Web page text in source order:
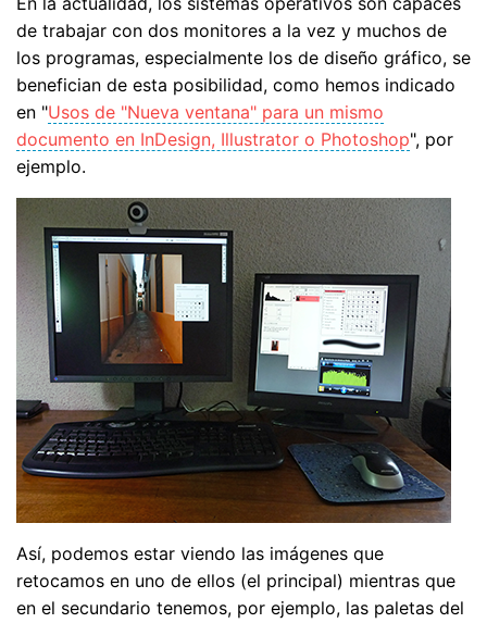
de trabajar con dos monitores a la vez y muchos de
los programas, especialmente los de diseño gráfico, se
benefician de esta posibilidad, como hemos indicado
en "Usos de "Nueva ventana" para un mismo
documento en InDesign, Illustrator o Photoshop", por
ejemplo.
Así, podemos estar viendo las imágenes que
retocamos en uno de ellos (el principal) mientras que
en el secundario tenemos, por ejemplo, las paletas del